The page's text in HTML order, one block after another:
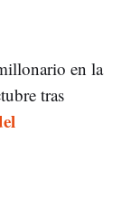
en la
tras